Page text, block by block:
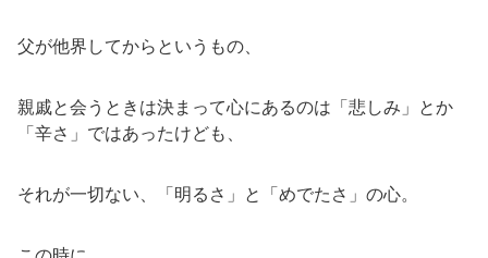
父が他界してからというもの、
親戚と会うときは決まって心にあるのは「悲しみ」とか
「辛さ」ではあったけども、
それが一切ない、「明るさ」と「めでたさ」の心。